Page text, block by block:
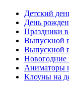
Детский
День
Праздники в
Выпускной
Выпускной
Новогодние
Аниматоры
Клоуны на